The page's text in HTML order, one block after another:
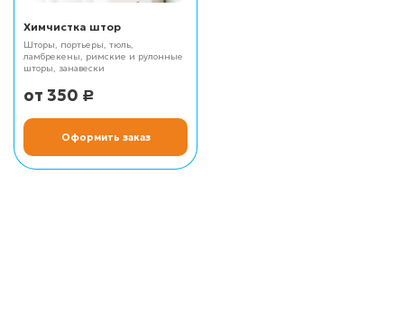
Химчистка штор
Шторы, портьеры, тюль,
ламбрекены, римские и рулонные
шторы, занавески
350 Р
Оформить заказ